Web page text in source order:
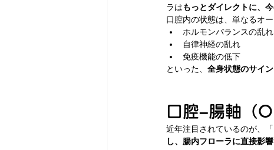
ラはもっとダイレクトに、
口腔内の状態は、単なるオ
ホルモンバランスの乱れ
自律神経の乱れ
免疫機能の低下
といった、 全身状態のサイン
口腔–腸軸（
近年注目されているのが、
し、腸内フローラに直接影